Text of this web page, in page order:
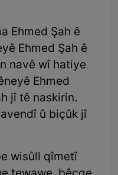
Ehmed Şah ê
Ehmed Şah ê
navê wî hatiye
Ehmed
jî tê naskirin.
û biçûk jî
wisûll qîmetî